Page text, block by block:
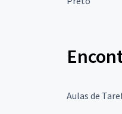
Aulas de